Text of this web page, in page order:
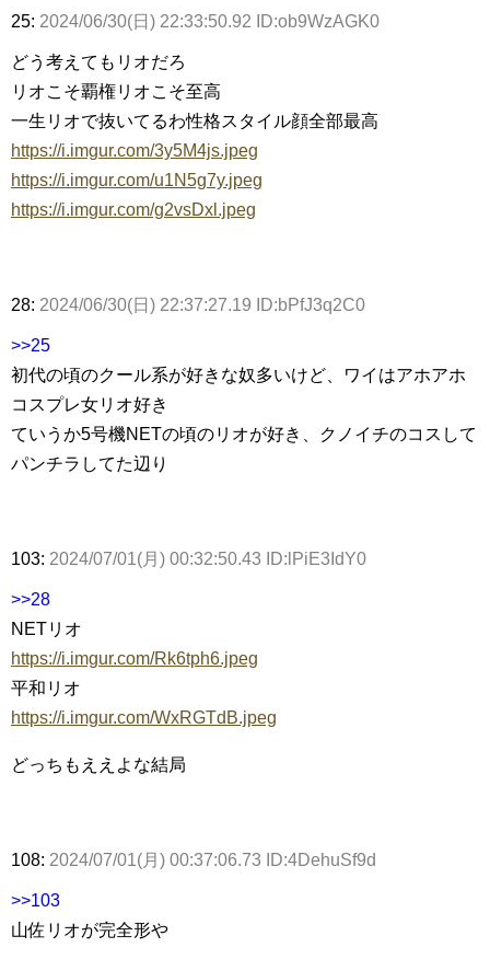
25: 2024/06/30(日) 22:33:50.92 ID:ob9WzAGK0
どう考えてもリオだろ
リオこそ覇権リオこそ至高
一生リオで抜いてるわ性格スタイル顔全部最高
https://i.imgur.com/3y5M4js.jpeg
https://i.imgur.com/u1N5g7y.jpeg
https://i.imgur.com/g2vsDxl.jpeg
28: 2024/06/30(日) 22:37:27.19 ID:bPfJ3q2C0
>>25
初代の頃のクール系が好きな奴多いけど、ワイはアホアホ
コスプレ女リオ好き
ていうか5号機NETの頃のリオが好き、クノイチのコスして
パンチラしてた辺り
103: 2024/07/01(月) 00:32:50.43 ID:lPiE3IdY0
>>28
NETリオ
https://i.imgur.com/Rk6tph6.jpeg
平和リオ
https://i.imgur.com/WxRGTdB.jpeg
どっちもええよな結局
108: 2024/07/01(月) 00:37:06.73 ID:4DehuSf9d
>>103
山佐リオが完全形や